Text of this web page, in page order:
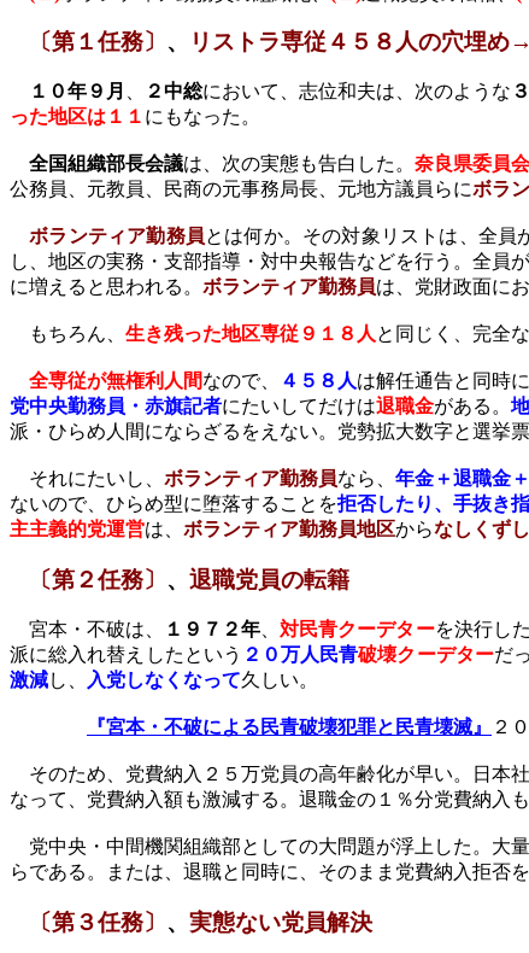
〔第１任務〕 、 リストラ専従４５８人の穴埋め→
１０年９月 ２中総において、志位和夫は、次のような
った地区は１１ にもなった。
全国組織部長会議は、次の実態も告白した。 奈良県委員会
公務員、元教員、民商の元事務局長、元地方議員らにボラ
ボランティア勤務員とは何か。その対象リストは、全
し、地区の実務・支部指導・対中央報告などを行う。全員
に増えると思われる。 ボランティア勤務員は、党財政面に
もちろん、 生き残った地区専従９１８人 と同じく、完全
全専従が無権利人間なので、 ４５８人は解任通告と同時に
党中央勤務員・赤旗記者にたいしてだけは退職金がある。
派・ひらめ人間にならざるをえない。党勢拡大数字と選挙
それにたいし、 ボランティア勤務員なら、 年金＋退職金
ないので、ひらめ型に堕落することを拒否したり、手抜き
主主義的党運営は、 ボランティア勤務員地区からなしくず
〔第２任務〕 、 退職党員の転籍
宮本・不破は、 １９７２年 、対民青クーデターを決行し
派に総入れ替えしたという ２０万人民青破壊クーデターだ
激減し、 入党しなくなって久しい。
『宮本・不破による民青破壊犯罪と民青壊滅』 ２
そのため、党費納入２５万党員の高年齢化が早い。日本
なって、党費納入額も激減する。退職金の１％分党費納入も
党中央・中間機関組織部としての大問題が浮上した。大
らである。または、退職と同時に、そのまま党費納入拒否
〔第３任務〕 、 実態ない党員解決